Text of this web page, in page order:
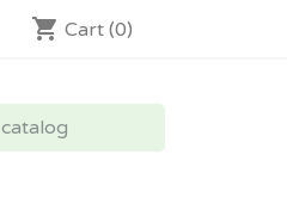
shopping_cart Cart (0)